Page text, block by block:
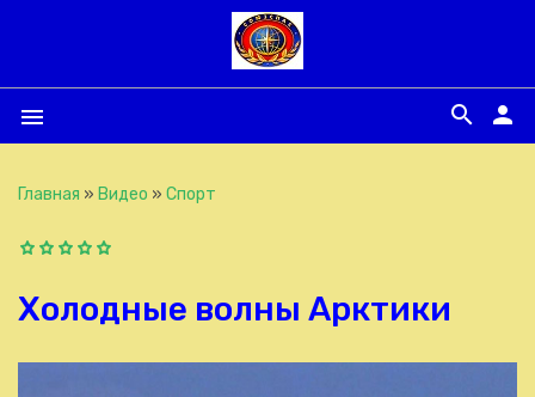
menu person
search
Главная » Видео » Спорт
Холодные волны Арктики